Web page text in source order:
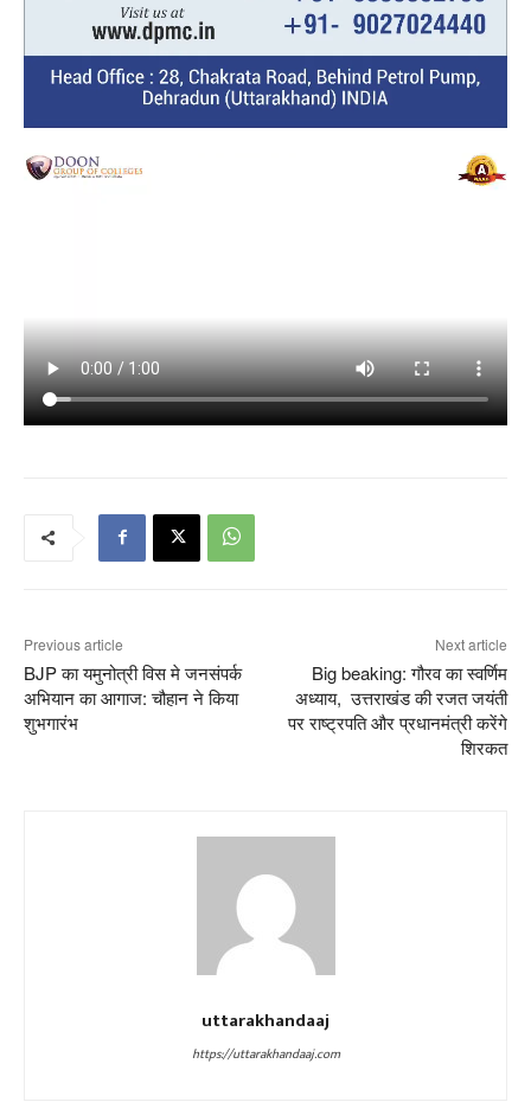
Previous article
BJP का यमुनोत्री विस मे जनसंपर्क
अभियान का आगाज: चौहान ने किया
शुभगारंभ
Next article
Big beaking: गौरव का स्वर्णिम
अध्याय, उत्तराखंड की रजत जयंती
पर राष्ट्रपति और प्रधानमंत्री करेंगे
शिरकत
uttarakhandaaj
https://uttarakhandaaj.com